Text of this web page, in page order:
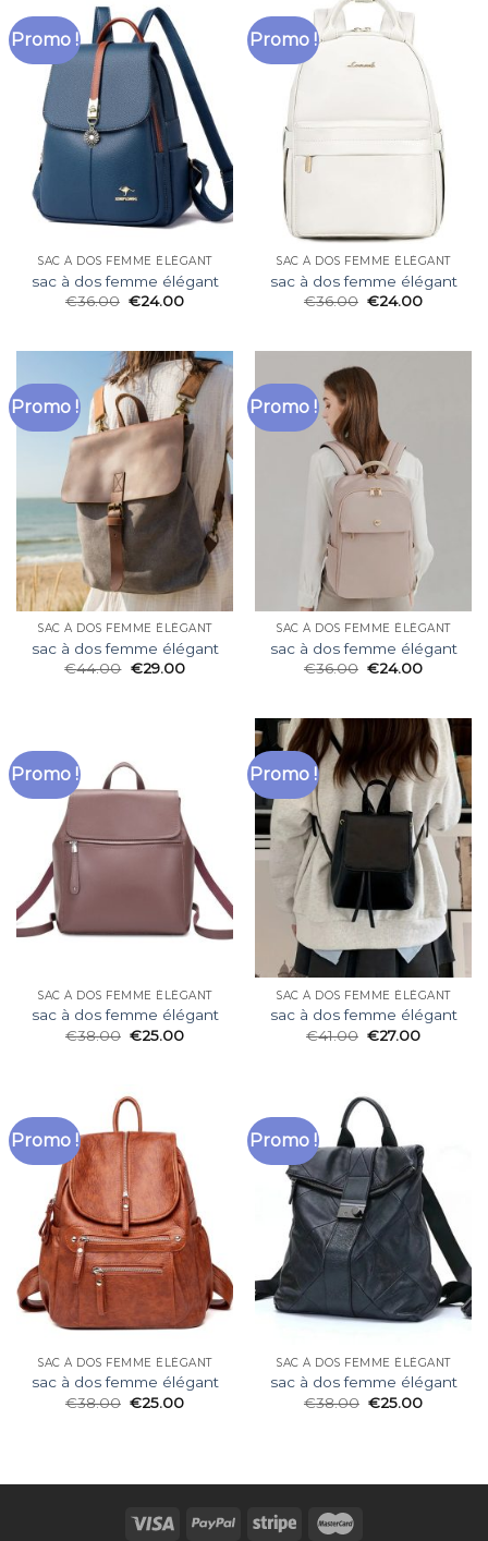
Promo !
SAC À DOS FEMME ÉLÉGANT
sac à dos femme élégant
€36.00 €24.00
Promo !
SAC À DOS FEMME ÉLÉGANT
sac à dos femme élégant
€36.00 €24.00
Promo !
SAC À DOS FEMME ÉLÉGANT
sac à dos femme élégant
€44.00 €29.00
Promo !
SAC À DOS FEMME ÉLÉGANT
sac à dos femme élégant
€36.00 €24.00
Promo !
SAC À DOS FEMME ÉLÉGANT
sac à dos femme élégant
€38.00 €25.00
Promo !
SAC À DOS FEMME ÉLÉGANT
sac à dos femme élégant
€41.00 €27.00
Promo !
SAC À DOS FEMME ÉLÉGANT
sac à dos femme élégant
€38.00 €25.00
Promo !
SAC À DOS FEMME ÉLÉGANT
sac à dos femme élégant
€38.00 €25.00